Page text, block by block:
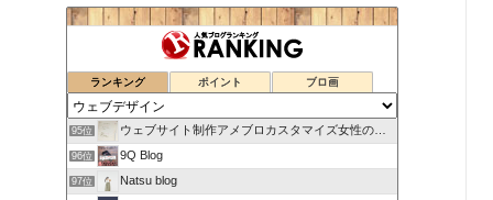
ランキング ポイント ブロ画
95位 ウェブサイト制作アメブロカスタマイズ女性のお仕事をサポート！
96位 9Q Blog
97位 Natsu blog